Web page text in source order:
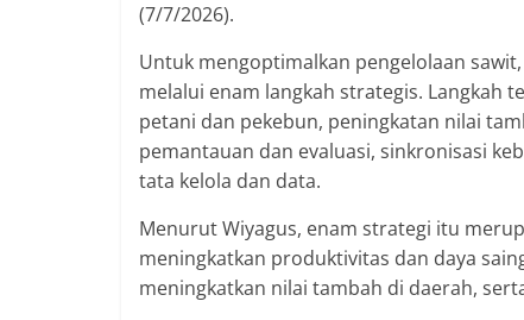
(7/7/2026).
Untuk mengoptimalkan pengelolaan
melalui enam langkah strategis. Langkah
petani dan pekebun, peningkatan nilai
pemantauan dan evaluasi, sinkronisasi
tata kelola dan data.
Menurut Wiyagus, enam strategi itu
meningkatkan produktivitas dan daya
meningkatkan nilai tambah di daerah,